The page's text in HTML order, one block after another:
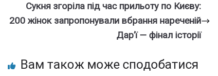
Сукня згоріла під час прильоту по Києву:
200 жінок запропонували вбрання нареченій
Дар’ї — фінал історії
Вам також може сподобатися